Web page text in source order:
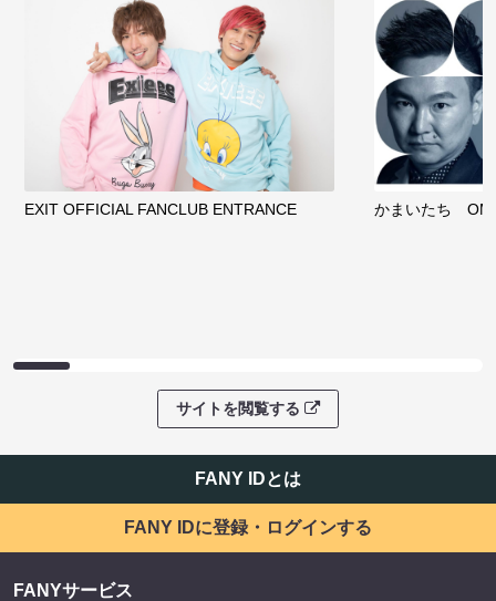
EXIT OFFICIAL FANCLUB ENTRANCE かまいたち
サイトを閲覧する
FANY IDとは
FANY IDに登録・ログインする
FANYサービス